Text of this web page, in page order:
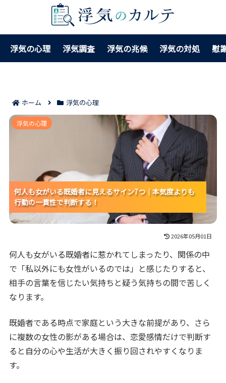
浮気の心理 浮気調査 浮気の兆候 浮気の対処 慰
ホーム 浮気の心理
何人も女がいる既婚者に見えるサイン7つ｜本気度より
も行動の一貫性で判断する！
何人も女がいる既婚者に見えるサイン7つ｜本気度よりも
行動の一貫性で判断する！
何人も女がいる既婚者に見えるサイン7つ｜本気度よりも
行動の一貫性で判断する！
何人も女がいる既婚者に見えるサイン7つ｜本気度よりも
行動の一貫性で判断する！
浮気の心理
2026年05月01日
何人も女がいる既婚者に惹かれてしまったり、関係の中
で「私以外にも女性がいるのでは」と感じたりすると、
相手の言葉を信じたい気持ちと疑う気持ちの間で苦しく
なります。
既婚者である時点で家庭という大きな前提があり、さら
に複数の女性の影がある場合は、恋愛感情だけで判断す
ると自分の心や生活が大きく振り回されやすくなりま
す。